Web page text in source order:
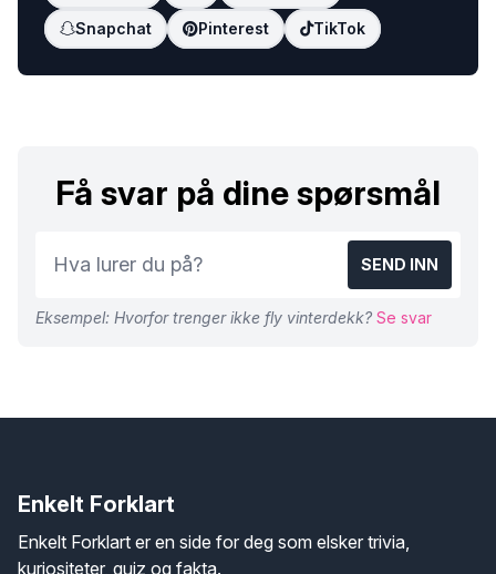
Snapchat Pinterest TikTok
Få svar på dine spørsmål
SEND INN
Eksempel: Hvorfor trenger ikke fly vinterdekk? Se svar
Enkelt Forklart
Enkelt Forklart er en side for deg som elsker trivia,
kuriositeter, quiz og fakta.